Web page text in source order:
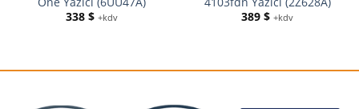
338 $ +kdv
389 $ +kdv